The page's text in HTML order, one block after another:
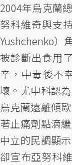
2004年烏克蘭
努科維奇與支
Yushchenko）
被診斷出食用
辛，中毒後不
壞。尤申科認
烏克蘭遠離傾
著止痛劑點滴
中立的民調顯
卻宣布亞努科